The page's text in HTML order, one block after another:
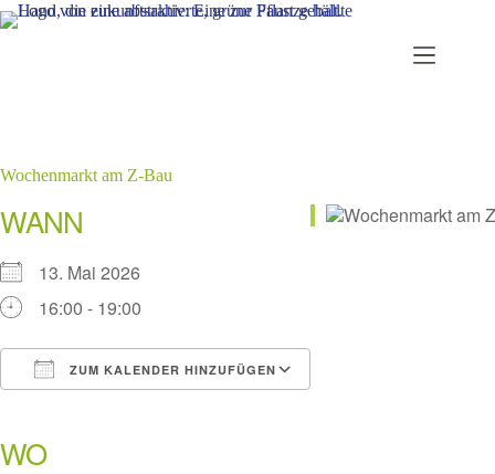
Zum
Inhalt
Wochenmarkt am Z-Bau
WANN
13. Mai 2026
16:00 - 19:00
ZUM KALENDER HINZUFÜGEN
WO